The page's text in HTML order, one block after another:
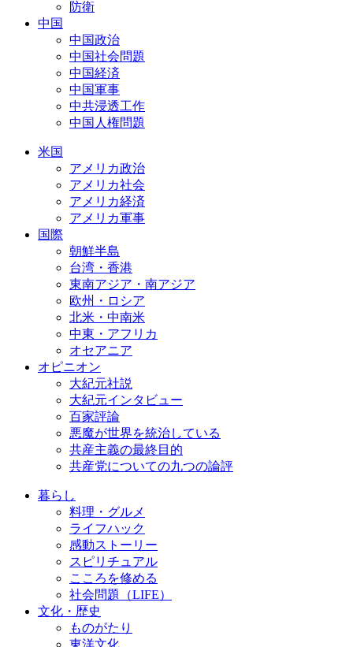
防衛
中国
中国政治
中国社会問題
中国経済
中国軍事
中共浸透工作
中国人権問題
米国
アメリカ政治
アメリカ社会
アメリカ経済
アメリカ軍事
国際
朝鮮半島
台湾・香港
東南アジア・南アジア
欧州・ロシア
北米・中南米
中東・アフリカ
オセアニア
オピニオン
大紀元社説
大紀元インタビュー
百家評論
悪魔が世界を統治している
共産主義の最終目的
共産党についての九つの論評
暮らし
料理・グルメ
ライフハック
感動ストーリー
スピリチュアル
こころを修める
社会問題（LIFE）
文化・歴史
ものがたり